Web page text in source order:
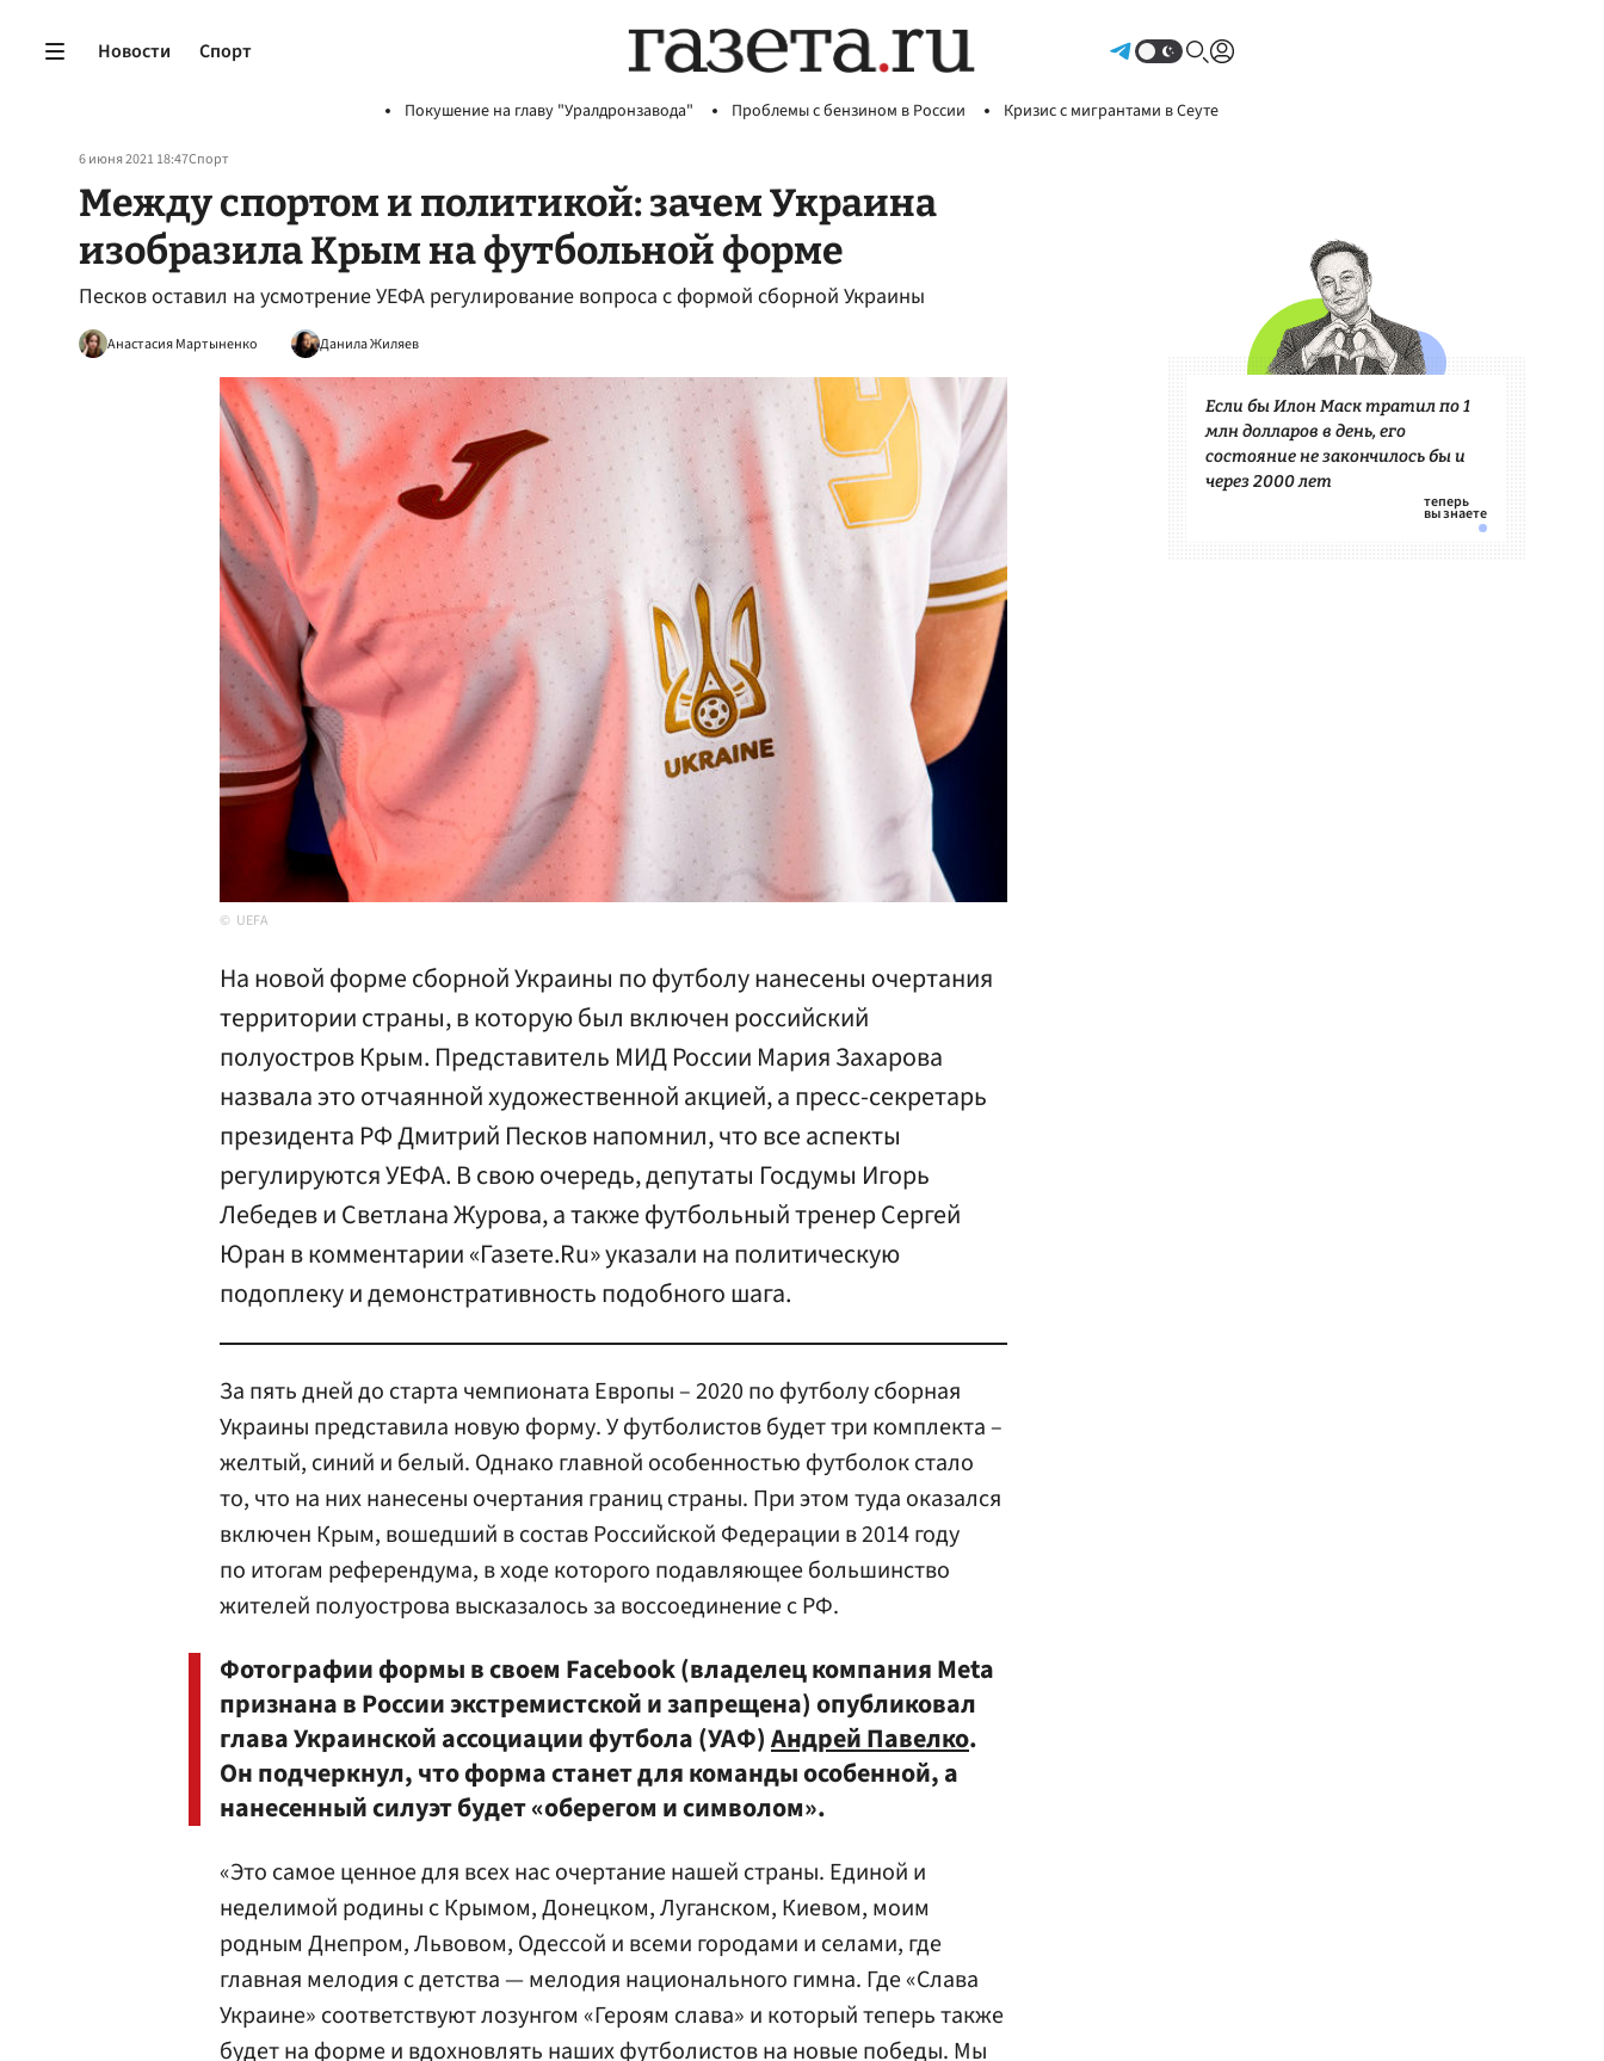
Новости Спорт
Покушение на главу "Уралдронзавода" Проблемы с бензином в России Кризис с мигрантами в Сеуте
6 июня 2021 18:47Спорт
Между спортом и политикой: зачем Украина
изобразила Крым на футбольной форме
Песков оставил на усмотрение УЕФА регулирование вопроса с формой сборной Украины
Анастасия Мартыненко Данила Жиляев
UEFA
На новой форме сборной Украины по футболу нанесены очертания
территории страны, в которую был включен российский
полуостров Крым. Представитель МИД России Мария Захарова
назвала это отчаянной художественной акцией, а пресс-секретарь
президента РФ Дмитрий Песков напомнил, что все аспекты
регулируются УЕФА. В свою очередь, депутаты Госдумы Игорь
Лебедев и Светлана Журова, а также футбольный тренер Сергей
Юран в комментарии «Газете.Ru» указали на политическую
подоплеку и демонстративность подобного шага.
За пять дней до старта чемпионата Европы – 2020 по футболу сборная
Украины представила новую форму. У футболистов будет три комплекта –
желтый, синий и белый. Однако главной особенностью футболок стало
то, что на них нанесены очертания границ страны. При этом туда оказался
включен Крым, вошедший в состав Российской Федерации в 2014 году
по итогам референдума, в ходе которого подавляющее большинство
жителей полуострова высказалось за воссоединение с РФ.
Фотографии формы в своем Facebook (владелец компания Meta
признана в России экстремистской и запрещена) опубликовал
глава Украинской ассоциации футбола (УАФ)Андрей Павелко.
Он подчеркнул, что форма станет для команды особенной, а
нанесенный силуэт будет «оберегом и символом».
«Это самое ценное для всех нас очертание нашей страны. Единой и
неделимой родины с Крымом, Донецком, Луганском, Киевом, моим
родным Днепром, Львовом, Одессой и всеми городами и селами, где
главная мелодия с детства — мелодия национального гимна. Где «Слава
Украине» соответствуют лозунгом «Героям слава» и который теперь также
будет на форме и вдохновлять наших футболистов на новые победы. Мы
Если бы Илон Маск тратил по 1
млн долларов в день, его
состояние не закончилось бы и
через 2000 лет